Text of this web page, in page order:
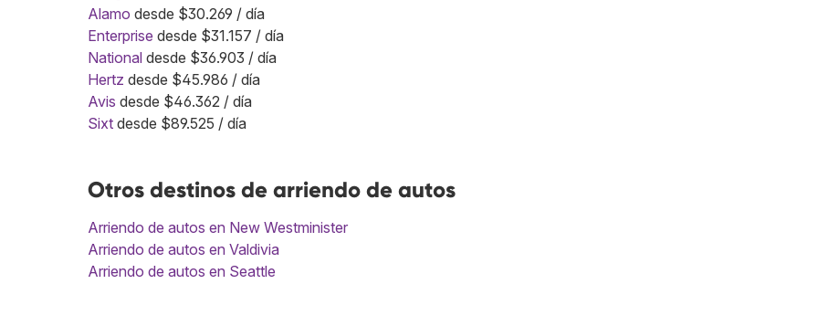
Alamo desde $30.269 / día
Enterprise desde $31.157 / día
National desde $36.903 / día
Hertz desde $45.986 / día
Avis desde $46.362 / día
Sixt desde $89.525 / día
Otros destinos de arriendo de autos
Arriendo de autos en New Westminister
Arriendo de autos en Valdivia
Arriendo de autos en Seattle